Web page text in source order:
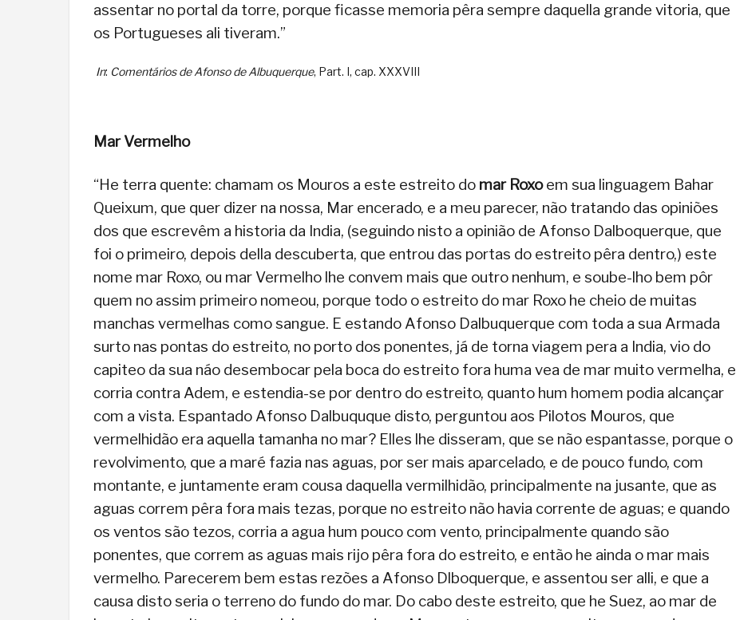
assentar no portal da torre, porque ficasse memoria pêra sempre daquella grande vitoria, que
os Portugueses ali tiveram.”
In: Comentários de Afonso de Albuquerque, Part. I, cap. XXXVIII
Mar Vermelho
“He terra quente: chamam os Mouros a este estreito do mar Roxoem sua linguagem Bahar
Queixum, que quer dizer na nossa, Mar encerado, e a meu parecer, não tratando das opiniões
dos que escrevêm a historia da India, (seguindo nisto a opinião de Afonso Dalboquerque, que
foi o primeiro, depois della descuberta, que entrou das portas do estreito pêra dentro,) este
nome mar Roxo, ou mar Vermelho lhe convem mais que outro nenhum, e soube-lho bem pôr
quem no assim primeiro nomeou, porque todo o estreito do mar Roxo he cheio de muitas
manchas vermelhas como sangue. E estando Afonso Dalbuquerque com toda a sua Armada
surto nas pontas do estreito, no porto dos ponentes, já de torna viagem pera a India, vio do
capiteo da sua náo desembocar pela boca do estreito fora huma vea de mar muito vermelha, e
corria contra Adem, e estendia-se por dentro do estreito, quanto hum homem podia alcançar
com a vista. Espantado Afonso Dalbuquque disto, perguntou aos Pilotos Mouros, que
vermelhidão era aquella tamanha no mar? Elles lhe disseram, que se não espantasse, porque o
revolvimento, que a maré fazia nas aguas, por ser mais aparcelado, e de pouco fundo, com
montante, e juntamente eram cousa daquella vermilhidão, principalmente na jusante, que as
aguas correm pêra fora mais tezas, porque no estreito não havia corrente de aguas; e quando
os ventos são tezos, corria a agua hum pouco com vento, principalmente quando são
ponentes, que correm as aguas mais rijo pêra fora do estreito, e então he ainda o mar mais
vermelho. Parecerem bem estas rezões a Afonso Dlboquerque, e assentou ser alli, e que a
causa disto seria o terreno do fundo do mar. Do cabo deste estreito, que he Suez, ao mar de